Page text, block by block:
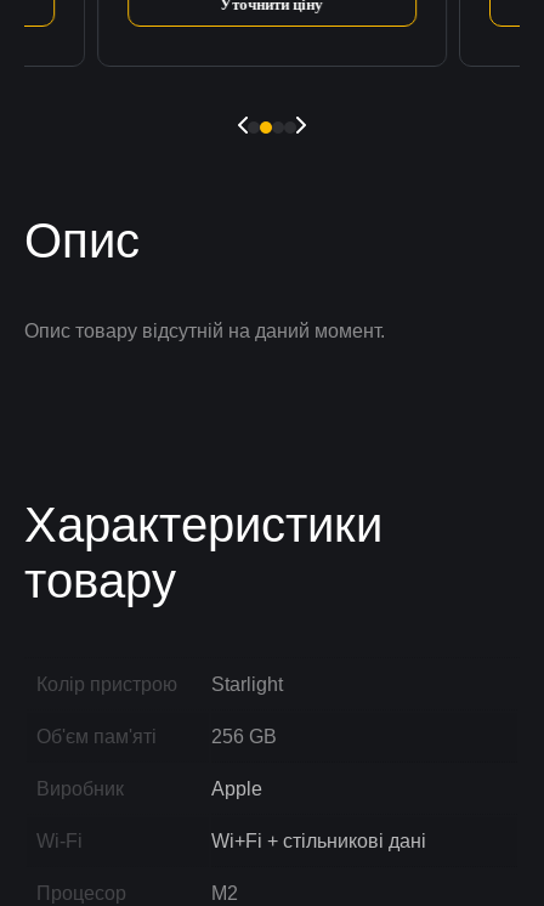
Уточнити ціну
Опис
Опис товару відсутній на даний момент.
Характеристики
товару
Колір пристрою Starlight
Об'єм пам'яті 256 GB
Виробник Apple
Wi-Fi Wi+Fi + стільникові дані
Процесор M2